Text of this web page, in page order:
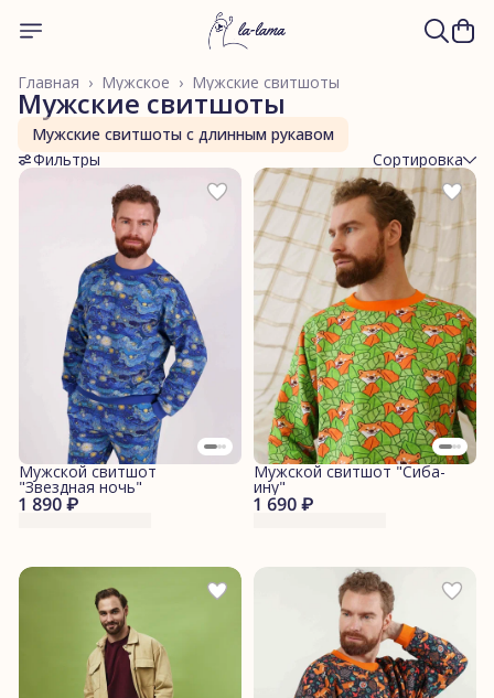
Мужские свитшоты
Мужское ›
Главная ›
Мужские свитшоты
Мужские свитшоты с длинным рукавом
Фильтры
Сортировка
1 890 ₽
Мужской свитшот
"Звездная ночь"
1 690 ₽
Мужской свитшот "Сиба-
ину"